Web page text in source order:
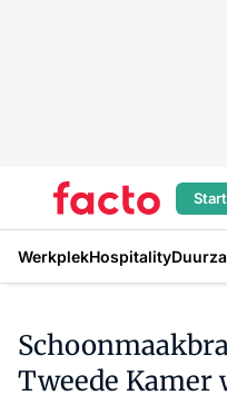
WerkplekHospitality
Tweede Kamer